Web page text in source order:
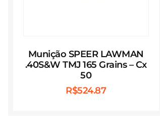
Munição SPEER LAWMAN
.40S&W TMJ 165 Grains – Cx
50
R$524.87